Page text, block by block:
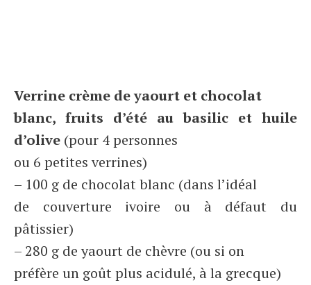
Verrine crème de yaourt et chocolat
blanc, fruits d’été au basilic et huile
d’olive (pour 4 personnes
ou 6 petites verrines)
– 100 g de chocolat blanc (dans l’idéal
de couverture ivoire ou à défaut du
pâtissier)
– 280 g de yaourt de chèvre (ou si on
préfère un goût plus acidulé, à la grecque)